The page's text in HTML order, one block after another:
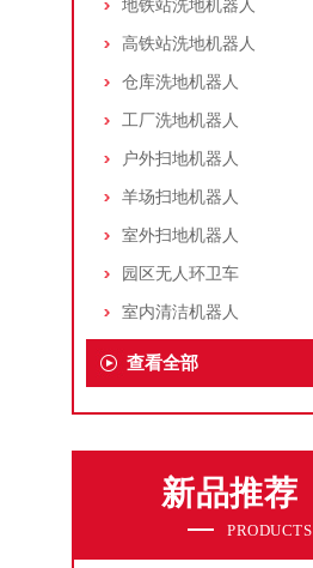
地铁站洗地机器人
高铁站洗地机器人
仓库洗地机器人
工厂洗地机器人
户外扫地机器人
羊场扫地机器人
室外扫地机器人
园区无人环卫车
室内清洁机器人
查看全部
新品推荐
PRODUCTS